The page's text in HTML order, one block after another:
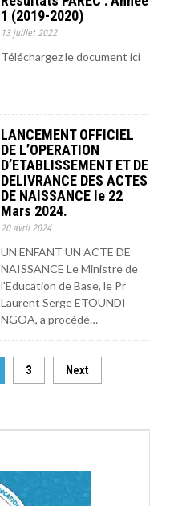
1 (2019-2020)
13 juillet 2022
Téléchargez le document ici
LANCEMENT OFFICIEL
DE L’OPERATION
D’ETABLISSEMENT ET DE
DELIVRANCE DES ACTES
DE NAISSANCE le 22
Mars 2024.
20 avril 2024
UN ENFANT UN ACTE DE
NAISSANCE Le Ministre de
l'Education de Base, le Pr
Laurent Serge ETOUNDI
NGOA, a procédé…
3 Next